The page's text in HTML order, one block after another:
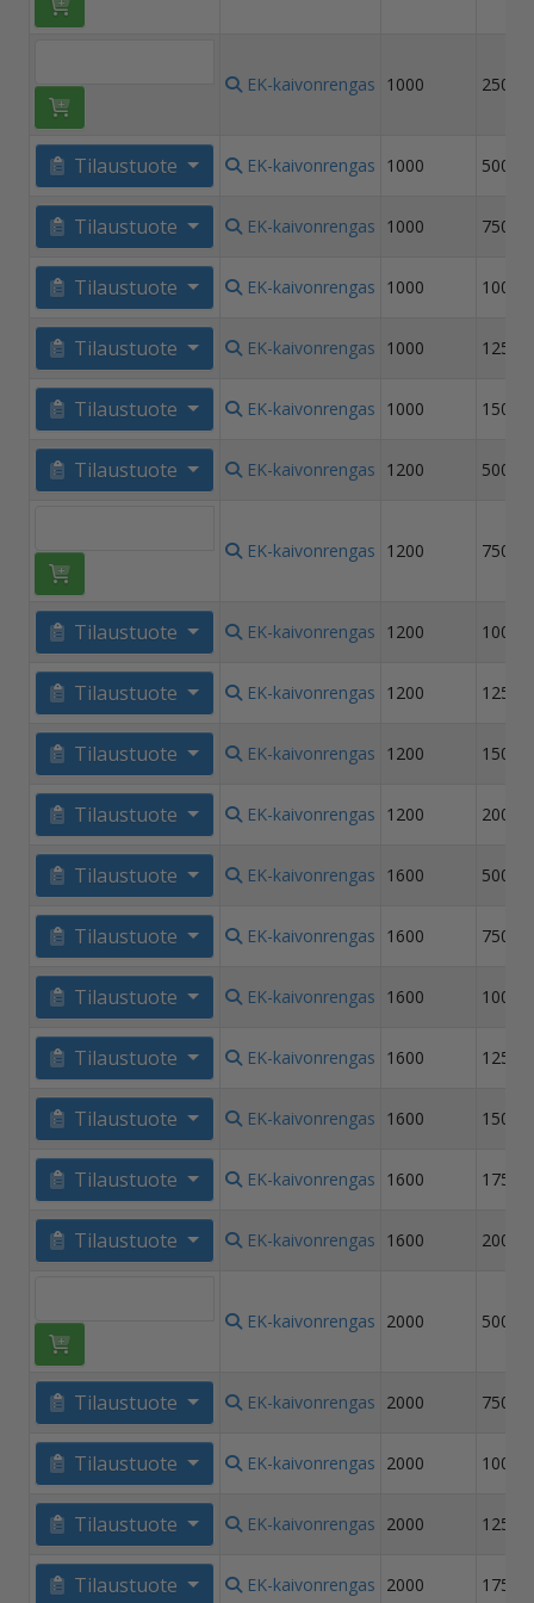
EK-kaivonrengas 1000 250
Tilaustuote EK-kaivonrengas 1000 500
Tilaustuote EK-kaivonrengas 1000 750
Tilaustuote EK-kaivonrengas 1000 1000
Tilaustuote EK-kaivonrengas 1000 1250
Tilaustuote EK-kaivonrengas 1000 1500
Tilaustuote EK-kaivonrengas 1200 500
EK-kaivonrengas 1200 750
Tilaustuote EK-kaivonrengas 1200 1000
Tilaustuote EK-kaivonrengas 1200 1250
Tilaustuote EK-kaivonrengas 1200 1500
Tilaustuote EK-kaivonrengas 1200 2000
Tilaustuote EK-kaivonrengas 1600 500
Tilaustuote EK-kaivonrengas 1600 750
Tilaustuote EK-kaivonrengas 1600 1000
Tilaustuote EK-kaivonrengas 1600 1250
Tilaustuote EK-kaivonrengas 1600 1500
Tilaustuote EK-kaivonrengas 1600 1750
Tilaustuote EK-kaivonrengas 1600 2000
EK-kaivonrengas 2000 500
Tilaustuote EK-kaivonrengas 2000 750
Tilaustuote EK-kaivonrengas 2000 1000
Tilaustuote EK-kaivonrengas 2000 1250
Tilaustuote EK-kaivonrengas 2000 1750